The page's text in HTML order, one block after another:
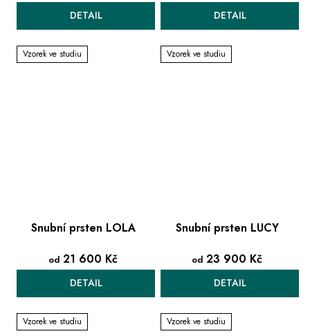
DETAIL DETAIL
Vzorek ve studiu
Snubní prsten LOLA
od 21 600 Kč
DETAIL
Vzorek ve studiu
Snubní prsten LUCY
od 23 900 Kč
DETAIL
Vzorek ve studiu Vzorek ve studiu